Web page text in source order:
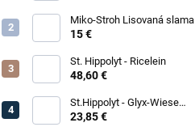
Miko-Stroh Lisovaná slama
15 €
St. Hippolyt - Ricelein
48,60 €
St.Hippolyt - Glyx-Wiese
Seniorfaser
23,85 €